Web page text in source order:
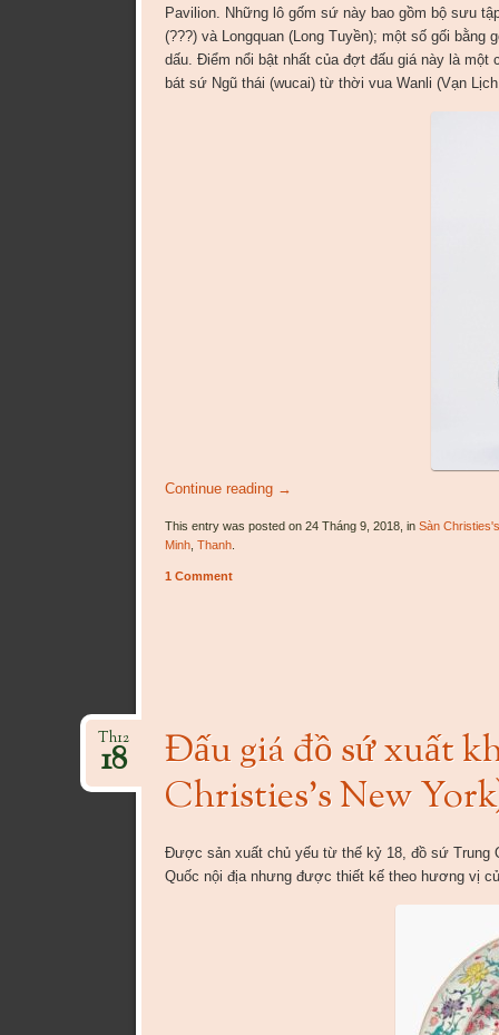
Pavilion. Những lô gốm sứ này bao gồm bộ sưu
(???) và Longquan (Long Tuyền); một số gối
dấu. Điểm nổi bật nhất của đợt đấu giá này là một
bát sứ Ngũ thái (wucai) từ thời vua Wanli (Vạn
Continue reading →
This entry was posted on 24 Tháng 9, 2018, in Sàn Christies's
Minh, Thanh.
1 Comment
Đấu giá đồ sứ xuất
Christies’s New
Th12
18
Được sản xuất chủ yếu từ thế kỷ 18, đồ sứ
Quốc nội địa nhưng được thiết kế theo hương vị